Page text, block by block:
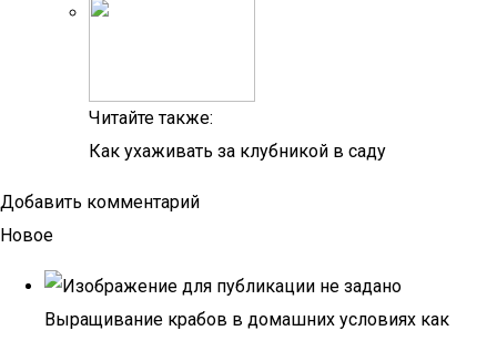
Читайте также:
Как ухаживать за клубникой в саду
Добавить комментарий
Новое
Выращивание крабов в домашних условиях как